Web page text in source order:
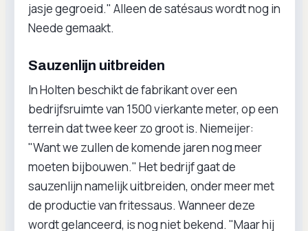
jasje gegroeid." Alleen de satésaus wordt nog in
Neede gemaakt.
Sauzenlijn uitbreiden
In Holten beschikt de fabrikant over een
bedrijfsruimte van 1500 vierkante meter, op een
terrein dat twee keer zo groot is. Niemeijer:
"Want we zullen de komende jaren nog meer
moeten bijbouwen." Het bedrijf gaat de
sauzenlijn namelijk uitbreiden, onder meer met
de productie van fritessaus. Wanneer deze
wordt gelanceerd, is nog niet bekend. "Maar hij